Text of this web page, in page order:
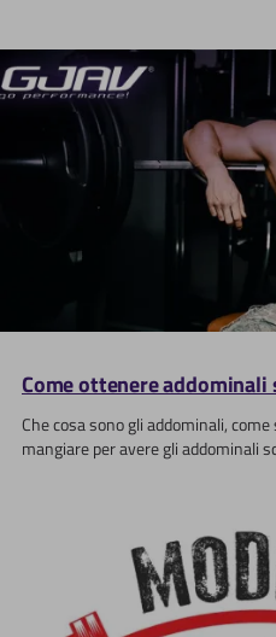
Come ottenere
Che cosa sono gli addominali,
mangiare per avere gli addominali